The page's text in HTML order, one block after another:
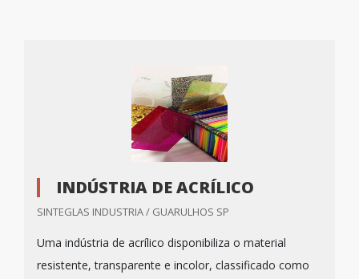
INDÚSTRIA DE ACRÍLICO
SINTEGLAS INDUSTRIA / GUARULHOS SP
Uma indústria de acrílico disponibiliza o material
resistente, transparente e incolor, classificado como